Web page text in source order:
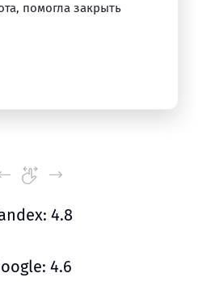
помогла закрыть
4.8
4.6